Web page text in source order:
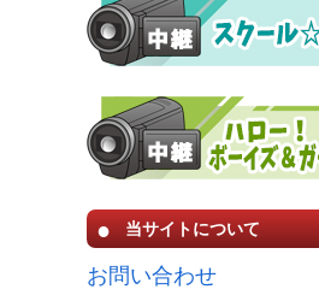
当サイトについて
お問い合わせ